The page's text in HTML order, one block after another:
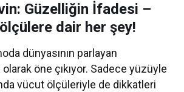
Güzelliğin İfadesi –
dair her şey!
dünyasının parlayan
olarak öne çıkıyor. Sadece yüzüyle
vücut ölçüleriyle de dikkatleri